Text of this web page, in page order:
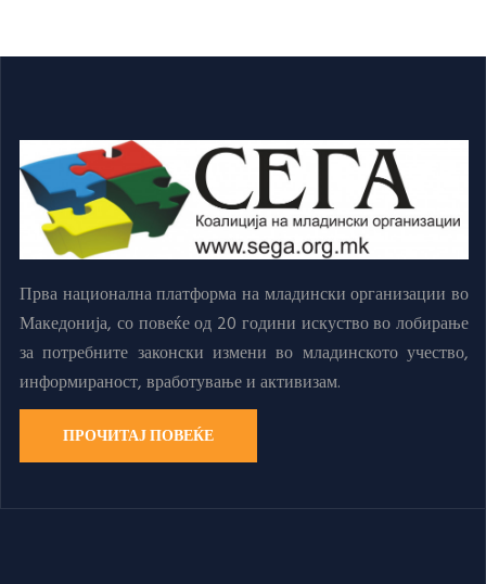
Прва национална платформа на младински организации во
Македонија, со повеќе од 20 години искуство во лобирање
за потребните законски измени во младинското учество,
информираност, вработување и активизам.
ПРОЧИТАЈ ПОВЕЌЕ